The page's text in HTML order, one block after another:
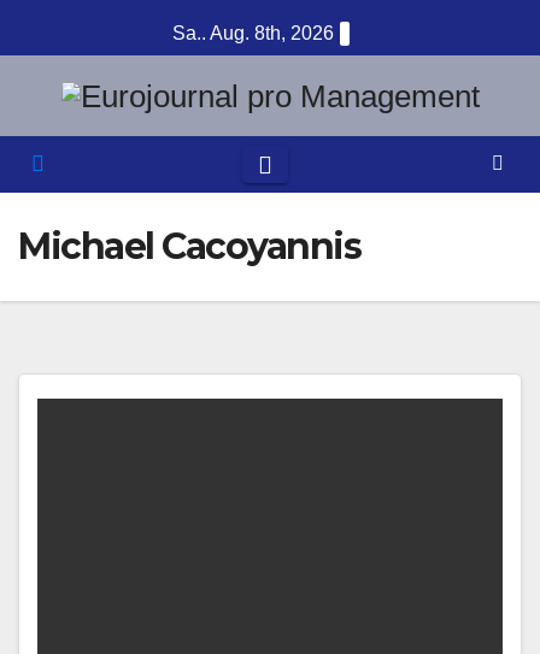
Inhalt
springen
Sa.. Aug. 8th, 2026
Michael Cacoyannis